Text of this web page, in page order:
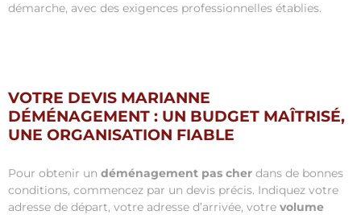
démarche, avec des exigences professionnelles établies.
VOTRE DEVIS MARIANNE
DÉMÉNAGEMENT : UN BUDGET MAÎTRISÉ,
UNE ORGANISATION FIABLE
Pour obtenir un déménagement pas cher dans de bonnes
conditions, commencez par un devis précis. Indiquez votre
adresse de départ, votre adresse d’arrivée, votre volume